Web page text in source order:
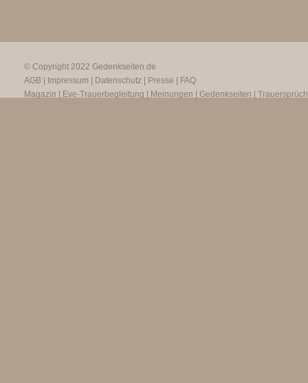
© Copyright 2022 Gedenkseiten.de
AGB
Impressum Datenschutz Presse
FAQ
Magazin
Eve-Trauerbegleitung Meinungen Gedenkseiten